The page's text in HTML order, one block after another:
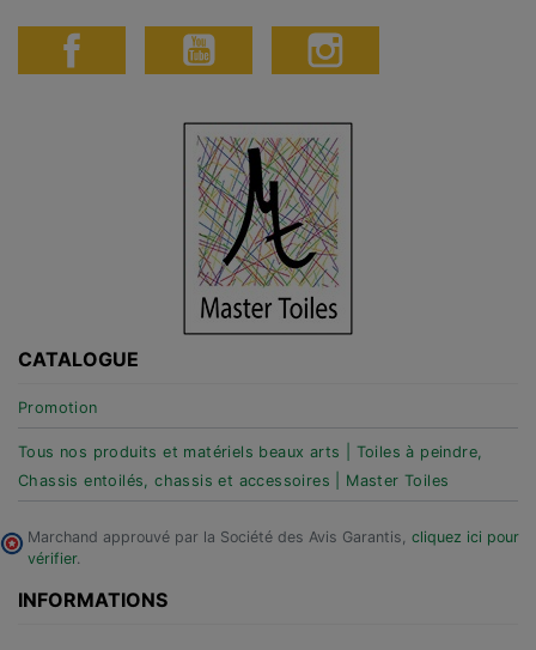
CATALOGUE
Promotion
Tous nos produits et matériels beaux arts | Toiles à peindre,
Chassis entoilés, chassis et accessoires | Master Toiles
Marchand approuvé par la Société des Avis Garantis, cliquez ici pour
vérifier.
INFORMATIONS